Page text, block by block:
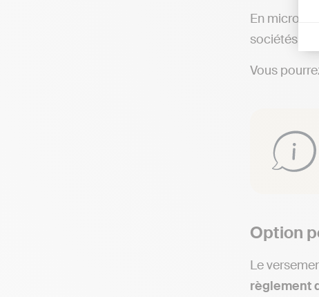
En micro,
sociétés.
Vous
Option
Le
règlement